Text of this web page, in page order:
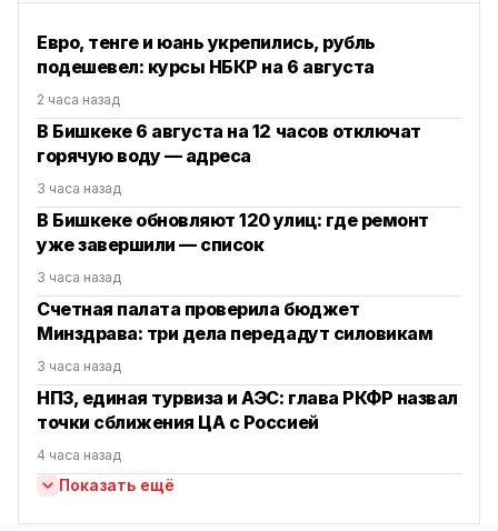
Евро, тенге и юань укрепились, рубль
подешевел: курсы НБКР на 6 августа
2 часа назад
В Бишкеке 6 августа на 12 часов отключат
горячую воду — адреса
3 часа назад
В Бишкеке обновляют 120 улиц: где ремонт
уже завершили — список
3 часа назад
Счетная палата проверила бюджет
Минздрава: три дела передадут силовикам
3 часа назад
НПЗ, единая турвиза и АЭС: глава РКФР назвал
точки сближения ЦА с Россией
4 часа назад
Показать ещё